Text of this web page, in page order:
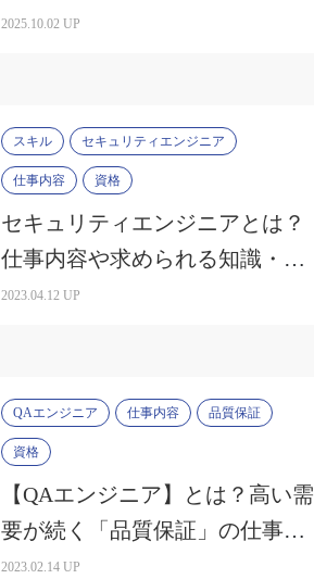
資格とは？」
2025.10.02 UP
スキル セキュリティエンジニア
仕事内容 資格
セキュリティエンジニアとは？
仕事内容や求められる知識・ス
キルなど徹底解説
2023.04.12 UP
QAエンジニア 仕事内容 品質保証
資格
【QAエンジニア】とは？高い需
要が続く「品質保証」の仕事内
容・有効な資格
2023.02.14 UP